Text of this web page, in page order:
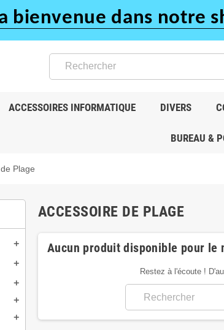
bienvenue dans notre
ACCESSOIRES INFORMATIQUE DIVERS
BUREAU &
Plage
add
add
add
add
add
ACCESSOIRE DE PLAGE
Aucun produit disponible pour le
Restez à l'écoute !